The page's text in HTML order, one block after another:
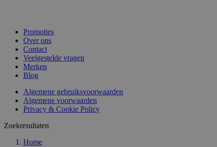
Promoties
Over ons
Contact
Veelgestelde vragen
Merken
Blog
Algemene gebruiksvoorwaarden
Algemene voorwaarden
Privacy & Cookie Policy
Zoekresultaten
Home